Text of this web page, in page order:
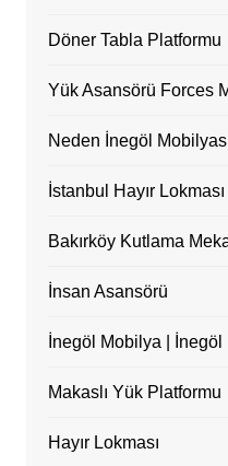
Döner Tabla Platformu
Yük Asansörü Forces
Neden İnegöl
İstanbul Hayır
Bakırköy Kutlama
İnsan Asansörü
İnegöl Mobilya |
Makaslı Yük Platformu
Hayır Lokması